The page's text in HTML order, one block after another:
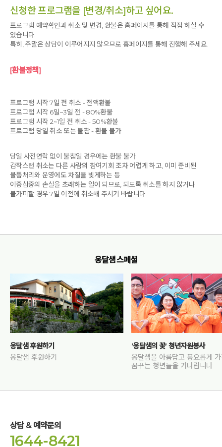
신청한 프로그램을 [변경/취소]하고 싶어요.
프로그램 예약확인과 취소 및 변경, 환불은 홈페이지를 통해 직접 하실 수
있습니다.
특히, 주말은 상담이 이루어지지 않으므로 홈페이지를 통해 진행해 주세요.
[환불정책]
프로그램 시작 7일 전 취소 - 전액환불
프로그램 시작 6일~3일 전 - 80%환불
프로그램 시작 2~1일 전 취소 - 50%환불
프로그램 당일 취소 또는 불참 - 환불 불가
당일 사전연락 없이 불참일 경우에는 환불 불가
갑작스런 취소는 다른 사람의 참여기회 조차 어렵게 하고, 이미 준비된
물품처리와 운영에도 차질을 빚게하는 등
이중삼중의 손실을 초래하는 일이 되므로, 되도록 취소를 하지 않거나
불가피할 경우 7일 이전에 취소해 주시기 바랍니다.
옹달샘 스페셜
옹달샘 후원하기
옹달샘 후원하기
'옹달샘의 꽃' 청년자원봉사
옹달샘을 아름답고 풍요롭게
꿈꾸는 청년들을 기다립니다
상담 & 예약문의
1644-8421